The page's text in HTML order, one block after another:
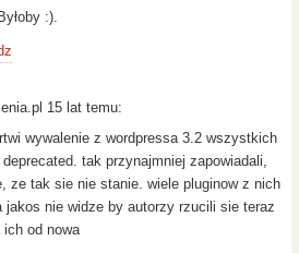
:).
15 lat temu:
wywalenie z wordpressa 3.2 wszystkich
tak przynajmniej zapowiadali,
ze tak sie nie stanie. wiele pluginow z nich
jakos nie widze by autorzy rzucili sie teraz
ich od nowa